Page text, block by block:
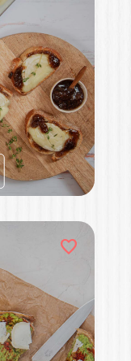
favorite